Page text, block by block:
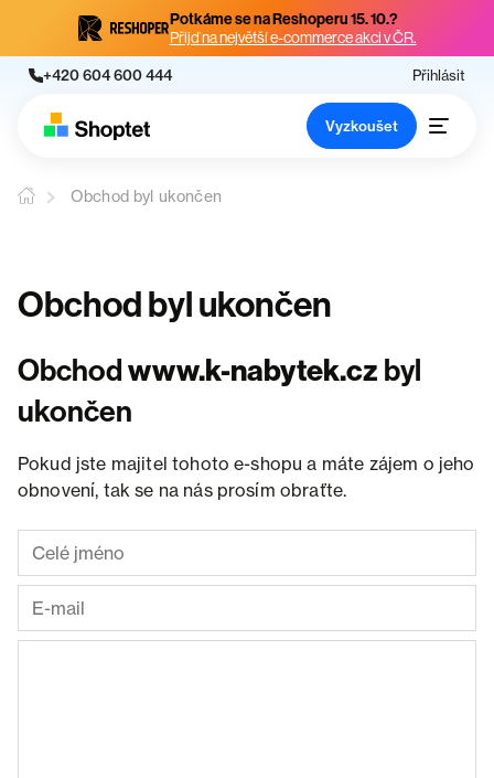
Potkáme se na Reshoperu 15. 10.?
Přijď na největší e-commerce akci v ČR.
+420 604 600 444 Přihlásit
Vyzkoušet
Obchod byl ukončen
Obchod byl ukončen
Obchodwww.k-nabytek.cz byl
ukončen
Pokud jste majitel tohoto e-shopu a máte zájem o jeho
obnovení, tak se na nás prosím obraťte.